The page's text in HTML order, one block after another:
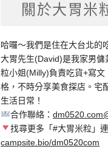
關於大胃米
哈囉～我們是住在大台北的
大胃先生(David)是我家男傭
粒小姐(Milly)負責吃貨+寫文
格，不時分享美食探店。宅
生活日常！
合作聯絡：
找尋更多「#大胃米粒」
campsite.bio/dm0520com